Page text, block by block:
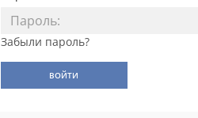
Забыли пароль?